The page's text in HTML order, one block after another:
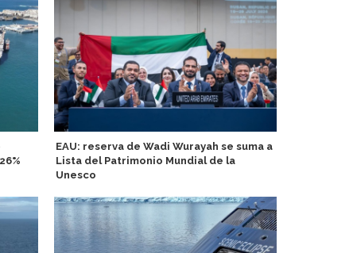
EAU: reserva de Wadi Wurayah se suma a
Lista del Patrimonio Mundial de la
Unesco